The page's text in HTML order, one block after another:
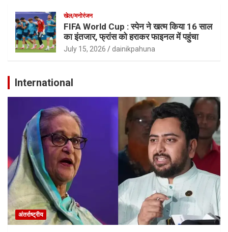
खेल/मनोरंजन
FIFA World Cup : स्पेन ने खत्म किया 16 साल
का इंतजार, फ्रांस को हराकर फाइनल में पहुंचा
July 15, 2026 dainikpahuna
International
अंतर्राष्ट्रीय